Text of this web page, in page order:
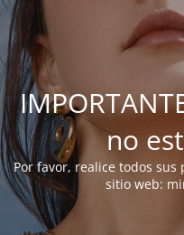
no
Por favor, realice todos
sitio web: